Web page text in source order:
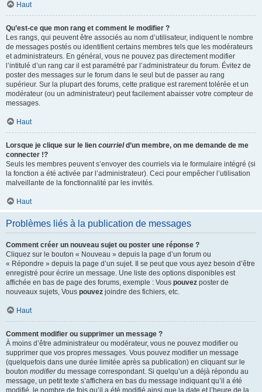
Haut
Qu’est-ce que mon rang et comment le modifier ?
Les rangs, qui peuvent être associés au nom d’utilisateur, indiquent le nombre
de messages postés ou identifient certains membres tels que les modérateurs
et administrateurs. En général, vous ne pouvez pas directement modifier
l’intitulé d’un rang car il est paramétré par l’administrateur du forum. Évitez de
poster des messages sur le forum dans le seul but de passer au rang
supérieur. Sur la plupart des forums, cette pratique est rarement tolérée et un
modérateur (ou un administrateur) peut facilement abaisser votre compteur de
messages.
Haut
Lorsque je clique sur le lien courrield’un membre, on me demande de me
connecter !?
Seuls les membres peuvent s’envoyer des courriels via le formulaire intégré (si
la fonction a été activée par l’administrateur). Ceci pour empêcher l’utilisation
malveillante de la fonctionnalité par les invités.
Haut
Problèmes liés à la publication de messages
Comment créer un nouveau sujet ou poster une réponse ?
Cliquez sur le bouton « Nouveau » depuis la page d’un forum ou
« Répondre » depuis la page d’un sujet. Il se peut que vous ayez besoin d’être
enregistré pour écrire un message. Une liste des options disponibles est
affichée en bas de page des forums, exemple : Vous pouvez poster de
nouveaux sujets, Vous pouvez joindre des fichiers, etc.
Haut
Comment modifier ou supprimer un message ?
À moins d’être administrateur ou modérateur, vous ne pouvez modifier ou
supprimer que vos propres messages. Vous pouvez modifier un message
(quelquefois dans une durée limitée après sa publication) en cliquant sur le
bouton modifierdu message correspondant. Si quelqu’un a déjà répondu au
message, un petit texte s’affichera en bas du message indiquant qu’il a été
modifié, le nombre de fois qu’il a été modifié ainsi que la date et l’heure de la